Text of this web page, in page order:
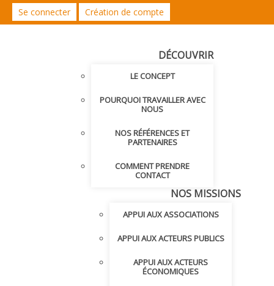
Se connecter Création de compte
DÉCOUVRIR
LE CONCEPT
POURQUOI TRAVAILLER AVEC
NOUS
NOS RÉFÉRENCES ET
PARTENAIRES
COMMENT PRENDRE
CONTACT
NOS MISSIONS
APPUI AUX ASSOCIATIONS
APPUI AUX ACTEURS PUBLICS
APPUI AUX ACTEURS
ÉCONOMIQUES